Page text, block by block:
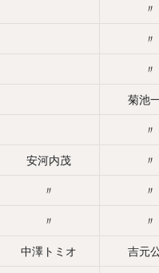
〃
〃
〃
菊池
〃
安河内茂 〃
〃 〃
〃 〃
中澤トミオ 吉元